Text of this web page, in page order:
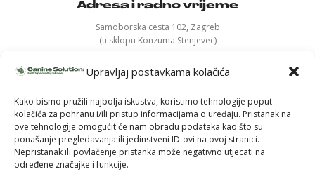
Upravljaj postavkama kolačića
Kako bismo pružili najbolja iskustva, koristimo tehnologije poput
kolačića za pohranu i/ili pristup informacijama o uređaju. Pristanak na
ove tehnologije omogućit će nam obradu podataka kao što su
ponašanje pregledavanja ili jedinstveni ID-ovi na ovoj stranici.
Nepristanak ili povlačenje pristanka može negativno utjecati na
određene značajke i funkcije.
Adresa i radno vrijeme
Samoborska cesta 102, Zagreb
(u sklopu Konzuma Stenjevec)
Ponedjeljak - 12h-19h
Uto, sri, čet, pet – 11h-18h
Nedjelja - ZATVORENO